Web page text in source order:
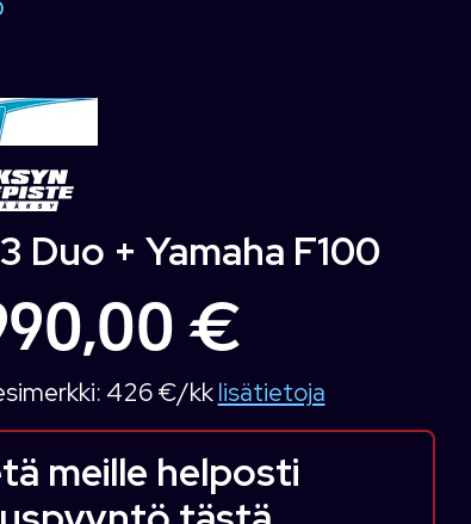
Duo + Yamaha F100
€
426 €/kklisätietoja
meille helposti